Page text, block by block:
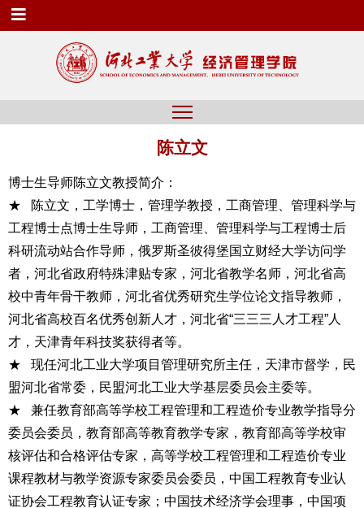
陈立文
博士生导师陈立文教授简介：
★ 陈立文， 工学博士，管理学教授，工商管理、管理科学与
工程博士点博士生导师，工商管理、管理科学与工程博士后
科研流动站合作导师，俄罗斯圣彼得堡国立财经大学访问学
者，河北省政府特殊津贴专家，河北省教学名师，河北省高
校中青年骨干教师，河北省优秀研究生学位论文指导教师，
河北省高校百名优秀创新人才，河北省“三三三人才工程”人
才，天津青年科技奖获得者等。
★ 现任河北工业大学项目管理研究所主任，天津市督学，民
盟河北省常委，民盟河北工业大学基层委员会主委等。
★ 兼任教育部高等学校工程管理和工程造价专业教学指导分
委员会委员，教育部高等教育教学专家，教育部高等学校审
核评估和合格评估专家，高等学校工程管理和工程造价专业
课程教材与教学资源专家委员会委员，中国工程教育专业认
证协会工程教育认证专家；中国技术经济学会理事，中国项